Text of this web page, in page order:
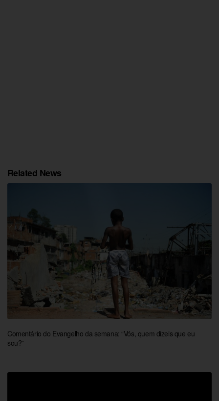
Related News
Comentário do Evangelho da semana: “Vós, quem dizeis que eu
sou?”